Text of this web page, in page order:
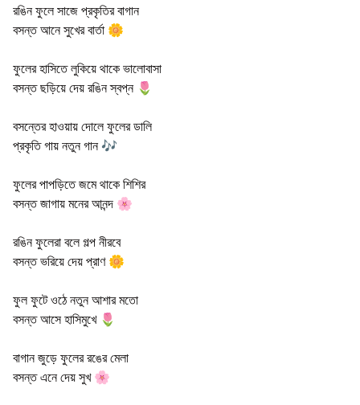
রঙিন ফুলে সাজে প্রকৃতির বাগান
বসন্ত আনে সুখের বার্তা 🌼
ফুলের হাসিতে লুকিয়ে থাকে ভালোবাসা
বসন্ত ছড়িয়ে দেয় রঙিন স্বপ্ন 🌷
বসন্তের হাওয়ায় দোলে ফুলের ডালি
প্রকৃতি গায় নতুন গান 🎶
ফুলের পাপড়িতে জমে থাকে শিশির
বসন্ত জাগায় মনের আনন্দ 🌸
রঙিন ফুলেরা বলে গল্প নীরবে
বসন্ত ভরিয়ে দেয় প্রাণ 🌼
ফুল ফুটে ওঠে নতুন আশার মতো
বসন্ত আসে হাসিমুখে 🌷
বাগান জুড়ে ফুলের রঙের মেলা
বসন্ত এনে দেয় সুখ 🌸